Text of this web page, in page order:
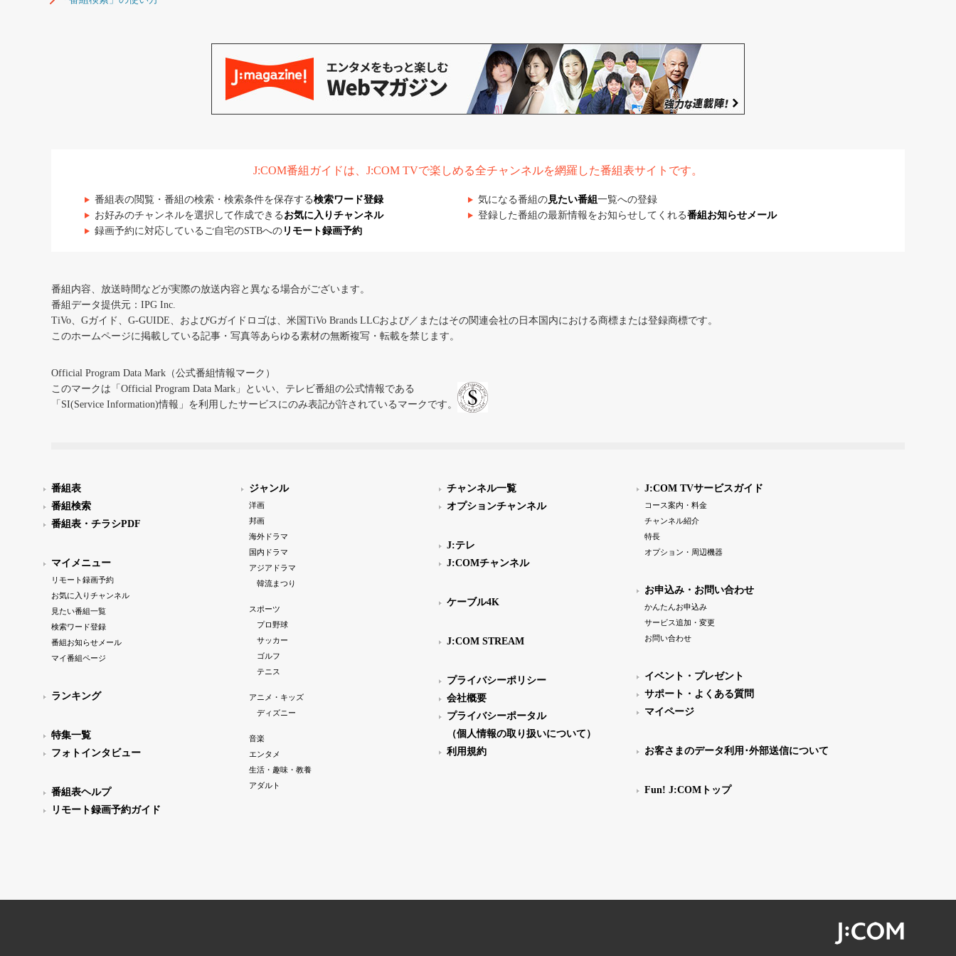
J:COM番組ガイドは、J:COM TVで楽しめる全チャンネルを網羅した番組表サイトです。
番組表の閲覧・番組の検索・検索条件を保存する検索ワード登録 気になる番組の見たい番組 一覧への登録
お好みのチャンネルを選択して作成できる お気に入りチャンネル 登録した番組の最新情報をお知らせしてくれる番組お知らせメール
録画予約に対応しているご自宅のSTBへの リモート録画予約
番組内容、放送時間などが実際の放送内容と異なる場合がございます。
番組データ提供元：IPG Inc.
TiVo、Gガイド、G-GUIDE、およびGガイドロゴは、米国TiVo Brands LLCおよび／またはその関連会社の日本国内における商標または登録商標です。
このホームページに掲載している記事・写真等あらゆる素材の無断複写・転載を禁じます。
Official Program Data Mark（公式番組情報マーク）
このマークは「Official Program Data Mark」といい、テレビ番組の公式情報である
「SI(Service Information)情報」を利用したサービスにのみ表記が許されているマークです。
番組表
番組検索
番組表・チラシPDF
マイメニュー
リモート録画予約
お気に入りチャンネル
見たい番組一覧
検索ワード登録
番組お知らせメール
マイ番組ページ
ランキング
特集一覧
フォトインタビュー
番組表ヘルプ
リモート録画予約ガイド
ジャンル
洋画
邦画
海外ドラマ
国内ドラマ
アジアドラマ
韓流まつり
スポーツ
プロ野球
サッカー
ゴルフ
テニス
アニメ・キッズ
ディズニー
音楽
エンタメ
生活・趣味・教養
アダルト
チャンネル一覧
オプションチャンネル
J:テレ
J:COMチャンネル
ケーブル4K
J:COM STREAM
プライバシーポリシー
会社概要
プライバシーポータル
（個人情報の取り扱いについて）
利用規約
J:COM TVサービスガイド
コース案内・料金
チャンネル紹介
特長
オプション・周辺機器
お申込み・お問い合わせ
かんたんお申込み
サービス追加・変更
お問い合わせ
イベント・プレゼント
サポート・よくある質問
マイページ
お客さまのデータ利用･外部送信について
Fun! J:COMトップ